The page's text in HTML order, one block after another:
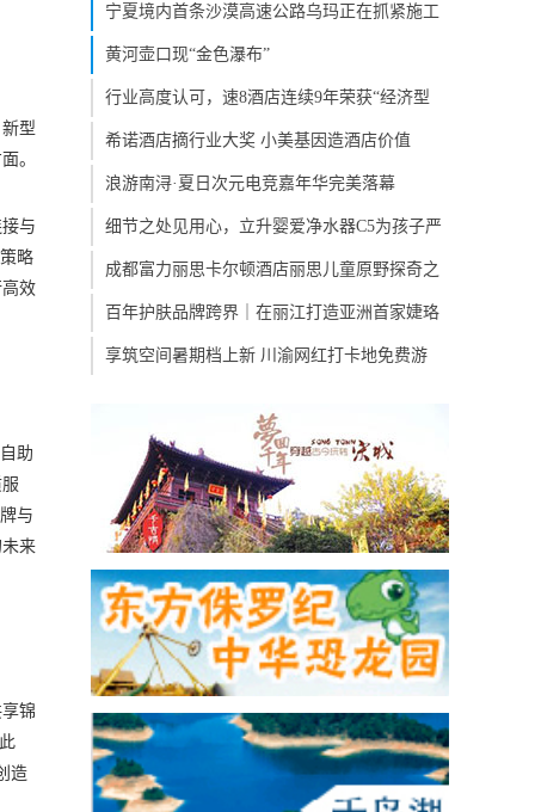
型
。
与
略
效
助
与
来
锦
造
宁夏境内首条沙漠高速公路乌玛正在抓紧施工
黄河壶口现“金色瀑布”
行业高度认可，速8酒店连续9年荣获“经济型
希诺酒店摘行业大奖 小美基因造酒店价值
浪游南浔·夏日次元电竞嘉年华完美落幕
细节之处见用心，立升婴爱净水器C5为孩子严
成都富力丽思卡尔顿酒店丽思儿童原野探奇之
百年护肤品牌跨界｜在丽江打造亚洲首家婕珞
享筑空间暑期档上新 川渝网红打卡地免费游